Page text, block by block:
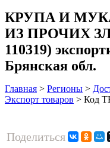
КРУПА И
ИЗ ПРОЧИХ
110319)
Брянская обл.
Главная > Регионы >
Экспорт товаров > Код
Поделиться